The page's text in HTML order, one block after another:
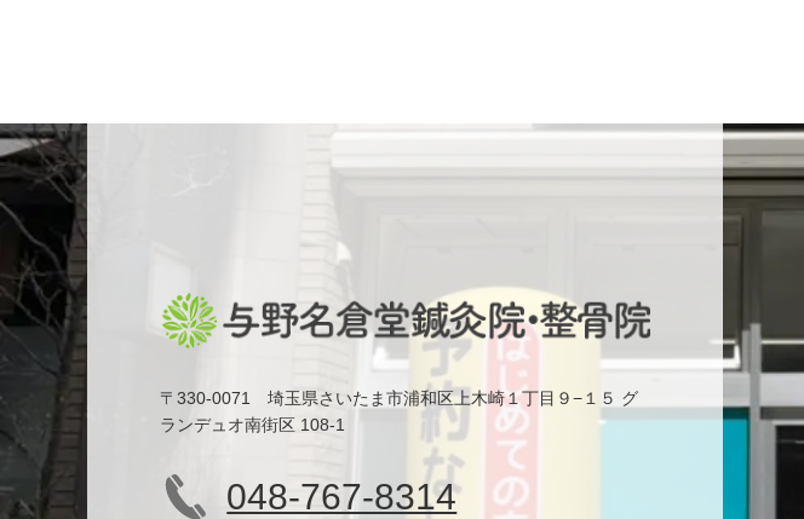
〒330-0071 埼玉県さいたま市浦和区上木崎１丁目９−１５ グ
ランデュオ南街区 108-1
048-767-8314